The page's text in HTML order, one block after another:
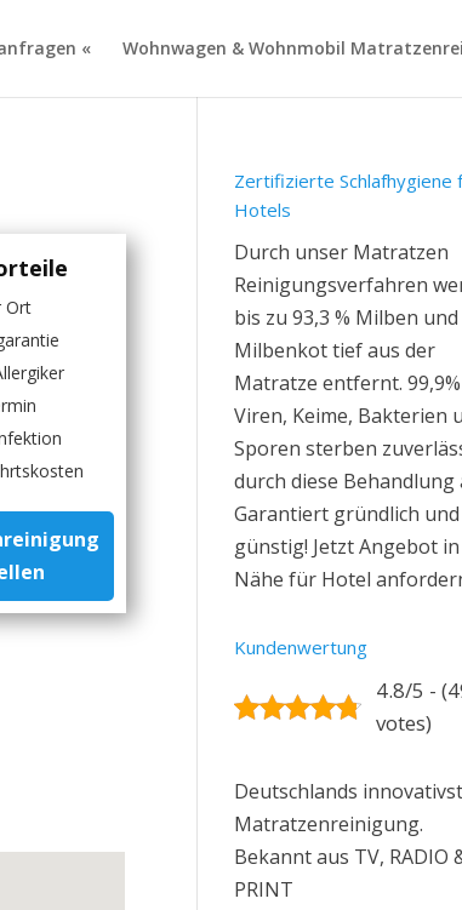
« Wohnwagen & Wohnmobil
Ort
Zertifizierte Schlafhygiene
Hotels
Durch unser Matratzen
Reinigungsverfahren
bis zu 93,3 % Milben
Milbenkot tief aus der
Matratze entfernt.
Viren, Keime, Bakterien
Sporen sterben
durch diese Behandlung
Garantiert gründlich und
günstig! Jetzt Angebot
Nähe für Hotel
Kundenwertung
4.8/5 -
votes)
Deutschlands
Matratzenreinigung.
Bekannt aus TV, RADIO
PRINT